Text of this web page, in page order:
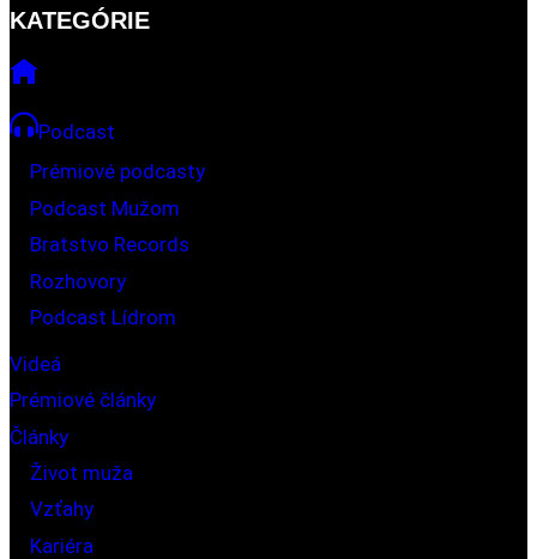
KATEGÓRIE
Podcast
Prémiové podcasty
Podcast Mužom
Bratstvo Records
Rozhovory
Podcast Lídrom
Videá
Prémiové články
Články
Život muža
Vzťahy
Kariéra